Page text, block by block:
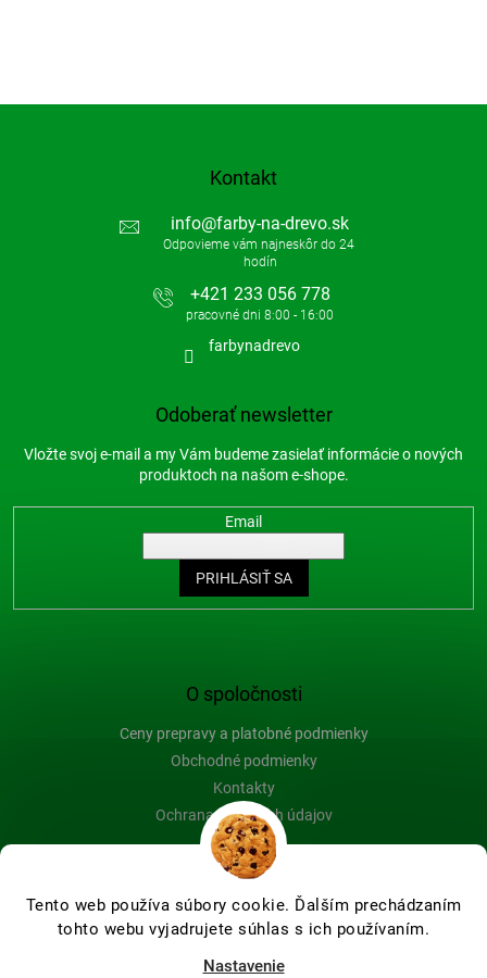
Tento web používa súbory cookie. Ďalším prechádzaním
tohto webu vyjadrujete súhlas s ich používaním.
Nastavenie
O spoločnosti
Ceny prepravy a platobné podmienky
Obchodné podmienky
Kontakty
Ochrana osobných údajov
Blog
Kontakt
info@farby-na-drevo.sk
+421 233 056 778
farbynadrevo
Odoberať newsletter
Vložte svoj e-mail a my Vám budeme zasielať informácie o nových
produktoch na našom e-shope.
Email
PRIHLÁSIŤ SA